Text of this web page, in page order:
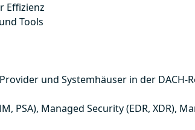
Effizienz
Tools
und Systemhäuser in der DACH-
PSA), Managed Security (EDR, XDR),